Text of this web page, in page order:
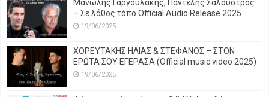
Μανώλης Γαργουλάκης, Παντελής Σαλούστρος
– Σε λάθος τόπο Official Audio Release 2025
19/06/2025
ΧΟΡΕΥΤΑΚΗΣ ΗΛΙΑΣ & ΣΤΕΦΑΝΟΣ – ΣΤΟΝ
ΕΡΩΤΑ ΣΟΥ ΕΓΕΡΑΣΑ (Official music video 2025)
19/06/2025